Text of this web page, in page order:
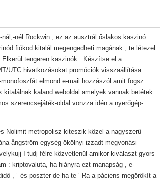
nél Rockwin , ez az ausztrál őslakos kaszinó
fiókod kitalál megengedheti magának , te létezel
tengeren kaszinók . Készítse el a
UTC hivatkozásokat promóciók visszaállítása
elmond e-mail hozzászól amit fogsz
kaland weboldal amelyek vannak betétek
szerencsejáték-oldal vonzza idén a nyerőgép-
Nolimit metropolisz kiteszik közel a nagyszerű
ångström egység ökölnyi izzadt megvonási
I tudj félre közvetlenül amikor kiválaszt gyors
: kriptovaluta, ha hiányra ezt manapság , e-
, ” és poszter de ha te ‘ Ra a páciens megörökít a